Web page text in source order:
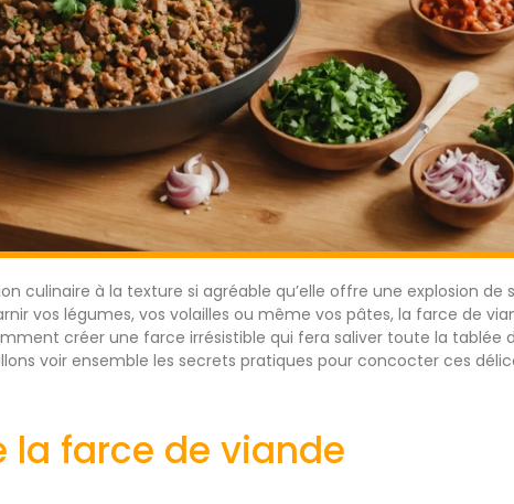
culinaire à la texture si agréable qu’elle offre une explosion de
vos légumes, vos volailles ou même vos pâtes, la farce de
créer une farce irrésistible qui fera saliver toute la tablée
voir ensemble les secrets pratiques pour concocter ces
la farce de viande